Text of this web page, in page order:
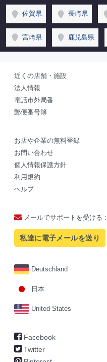
佐賀県 長崎県
宮崎県 鹿児島県
近くの店舗・施設
法人情報
電話市外局番
郵便番号簿
お店や企業の無料登録
お問い合わせ
個人情報保護方針
利用規約
ヘルプ
メールでサポートを受ける：
私達に電子メールを送り
Deutschland
日本
United States
Facebook
Twitter